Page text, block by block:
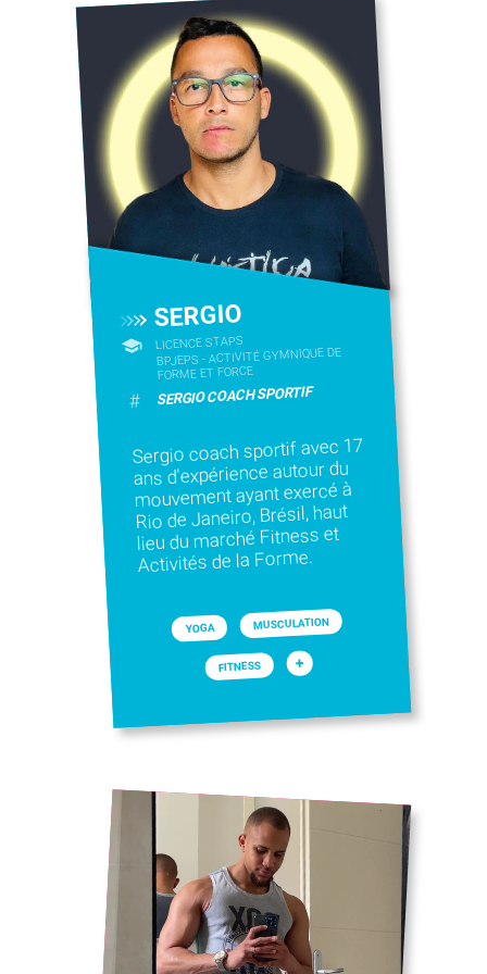
SERGIO
LICENCE STAPS
BPJEPS - ACTIVITÉ GYMNIQUE DE
FORME ET FORCE
# SERGIO COACH SPORTIF
Sergio coach sportif avec 17
ans d'expérience autour du
mouvement ayant exercé à
Rio de Janeiro, Brésil, haut
lieu du marché Fitness et
Activités de la Forme.
YOGA MUSCULATION
FITNESS +